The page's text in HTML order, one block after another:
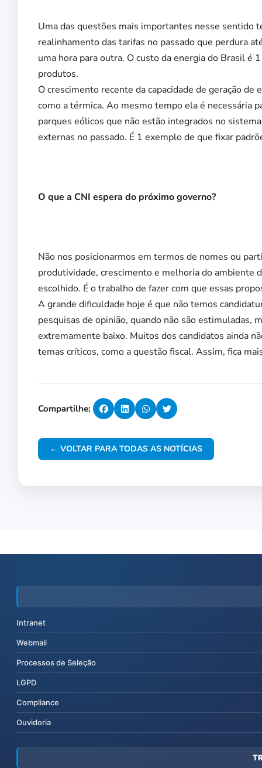
Uma das questões mais importantes nesse sentido
realinhamento das tarifas no passado que perdura
uma hora para outra. O custo da energia do Brasil
produtos.
O crescimento recente da capacidade de geração
como a térmica. Ao mesmo tempo ela é necessária
parques eólicos que não estão integrados no
externas no passado. É 1 exemplo de que fixar
O que a CNI espera do próximo governo?
Não nos posicionarmos em termos de nomes ou
produtividade, crescimento e melhoria do ambiente
escolhido. É o trabalho de fazer com que essas
A grande dificuldade hoje é que não temos
pesquisas de opinião, quando não são estimuladas,
extremamente baixo. Muitos dos candidatos ainda
temas críticos, como a questão fiscal. Assim, fica
Compartilhe:
← VOLTAR PARA TODAS AS NOTÍCIAS
Intranet
Webmail
Processos de Seleção
LGPD
Compliance
Ouvidoria